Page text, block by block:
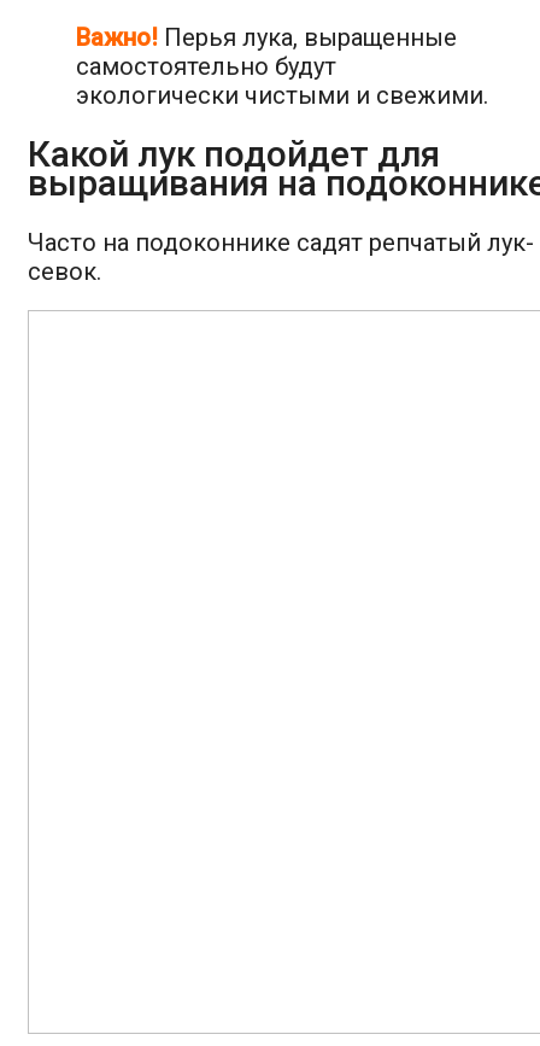
Важно! Перья лука, выращенные
самостоятельно будут
экологически чистыми и свежими.
Какой лук подойдет для
выращивания на
Часто на подоконнике садят репчатый лук-
севок.